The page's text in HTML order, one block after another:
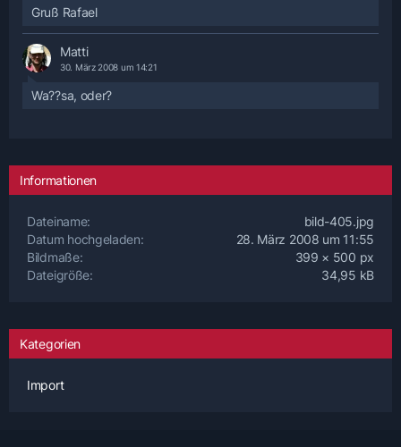
Gruß Rafael
Matti
30. März 2008 um 14:21
Wa??sa, oder?
Informationen
Dateiname
bild-405.jpg
Datum hochgeladen
28. März 2008 um 11:55
Bildmaße
399 × 500 px
Dateigröße
34,95 kB
Kategorien
Import